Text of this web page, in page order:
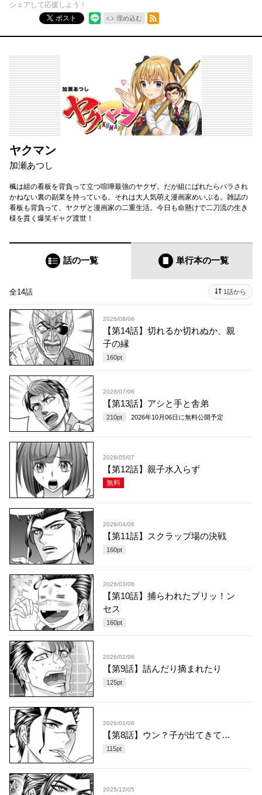
シェアして応援しよう！
ポスト
埋め込む
RSSフィード
ヤクマン
加瀬あつし
楓は組の看板を背負って立つ喧嘩最強のヤクザ。だが組にばれたらバラされ
かねない裏の副業を持っている。それは大人気萌え漫画家めいぷる。雑誌の
看板も背負って、ヤクザと漫画家の二重生活。今日も命懸けで二刀流の生き
様を貫く爆笑ギャグ渡世！
話の一覧 単行本の一覧
全14話 1話から
2026/08/06
【第14話】切れるか切れぬか、親
子の縁
160pt
2026/07/06
【第13話】アシと手と舎弟
210pt 2026年10月06日 に無料公開予定
2026/05/07
【第12話】親子水入らず
無料
2026/04/06
【第11話】スクラップ場の決戦
160pt
2026/03/06
【第10話】捕らわれたプリッ！ン
セス
160pt
2026/02/06
【第9話】詰んだり摘まれたり
125pt
2026/01/06
【第8話】ウン？子が出てきて…
115pt
2025/12/05